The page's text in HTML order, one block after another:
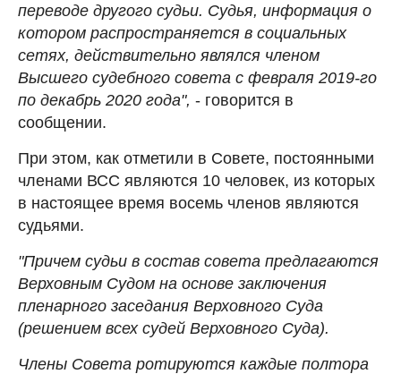
переводе другого судьи. Судья, информация о
котором распространяется в социальных
сетях, действительно являлся членом
Высшего судебного совета с февраля 2019-го
по декабрь 2020 года", - говорится в
сообщении.
При этом, как отметили в Совете, постоянными
членами ВСС являются 10 человек, из которых
в настоящее время восемь членов являются
судьями.
"Причем судьи в состав совета предлагаются
Верховным Судом на основе заключения
пленарного заседания Верховного Суда
(решением всех судей Верховного Суда).
Члены Совета ротируются каждые полтора